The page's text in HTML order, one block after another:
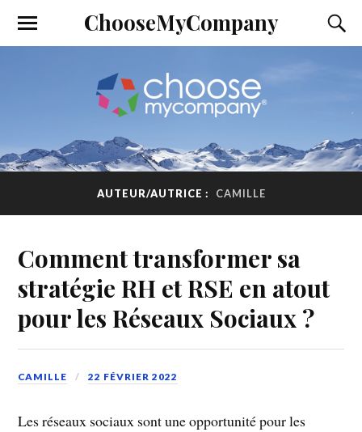
ChooseMyCompany
AUTEUR/AUTRICE : CAMILLE
Comment transformer sa
stratégie RH et RSE en atout
pour les Réseaux Sociaux ?
CAMILLE 22 FÉVRIER 2022
Les réseaux sociaux sont une opportunité pour les